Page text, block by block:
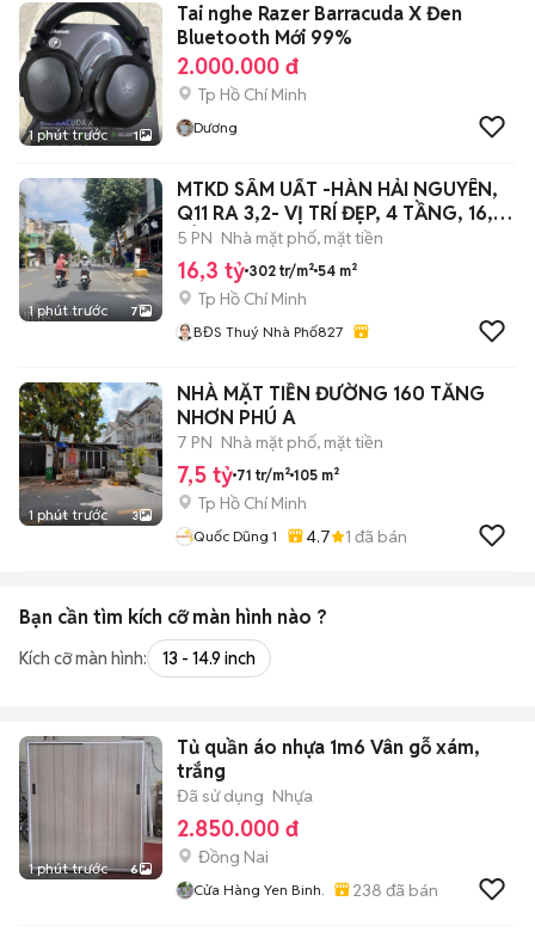
1 phút trước 1
Tai nghe Razer Barracuda X Đen
Bluetooth Mới 99%
2.000.000 đ
Tp Hồ Chí Minh
Dương
1 phút trước 7
MTKD SÂM UẤT -HÀN HẢI NGUYÊN,
Q11 RA 3,2- VỊ TRÍ ĐẸP, 4 TẦNG, 16,3
TỶ
5 PN Nhà mặt phố, mặt tiền
16,3 tỷ 302 tr/m² 54 m²
Tp Hồ Chí Minh
BĐS Thuý Nhà Phố827
1 phút trước 3
NHÀ MẶT TIỀN ĐƯỜNG 160 TĂNG
NHƠN PHÚ A
7 PN Nhà mặt phố, mặt tiền
7,5 tỷ 71 tr/m² 105 m²
Tp Hồ Chí Minh
Quốc Dũng 1 4.7 1 đã bán
Bạn cần tìm kích cỡ màn hình nào ?
Kích cỡ màn hình: 13 - 14.9 inch
1 phút trước 6
Tủ quần áo nhựa 1m6 Vân gỗ xám,
trắng
Đã sử dụng Nhựa
2.850.000 đ
Đồng Nai
Cửa Hàng Yen Binh. 238 đã bán